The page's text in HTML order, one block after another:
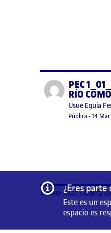
Publicado por
PEC
RÍO
Publicado por
Usue Eguia
Visibilidad:
Pública-Fecha
14
Información
¿Eres parte
Este es un
espacio es
Universitat Oberta